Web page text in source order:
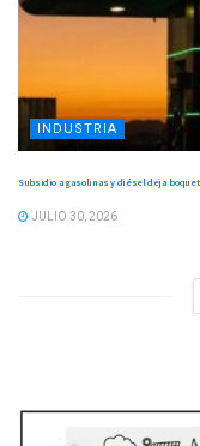
INDUSTRIA
Subsidio a gasolinas y diésel deja
JULIO 30, 2026